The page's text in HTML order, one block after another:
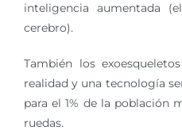
inteligencia aumentada
cerebro).
También los
realidad y una tecnología
para el 1% de la población
ruedas.